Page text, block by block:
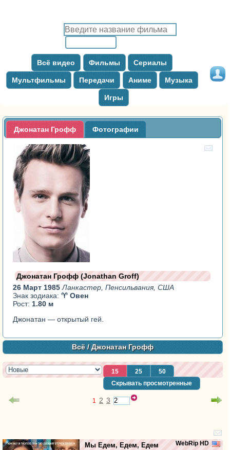
Всё видео Фильмы Сериалы
Мультфильмы Передачи Аниме Музыка
Игры
Джонатан Грофф Фотографии
Джонатан Грофф (Jonathan Groff)
26 Март 1985Ланкастер, Пенсильвания, США
Знак зодиака:♈ Овен
Рост: 1.80 м
Джонатан — открытый гей.
Всё/ Джонатан Грофф
15 25
50
Скрывать просмотренные
1 2 3
WebRip HD
Мы Едем, Едем, Едем